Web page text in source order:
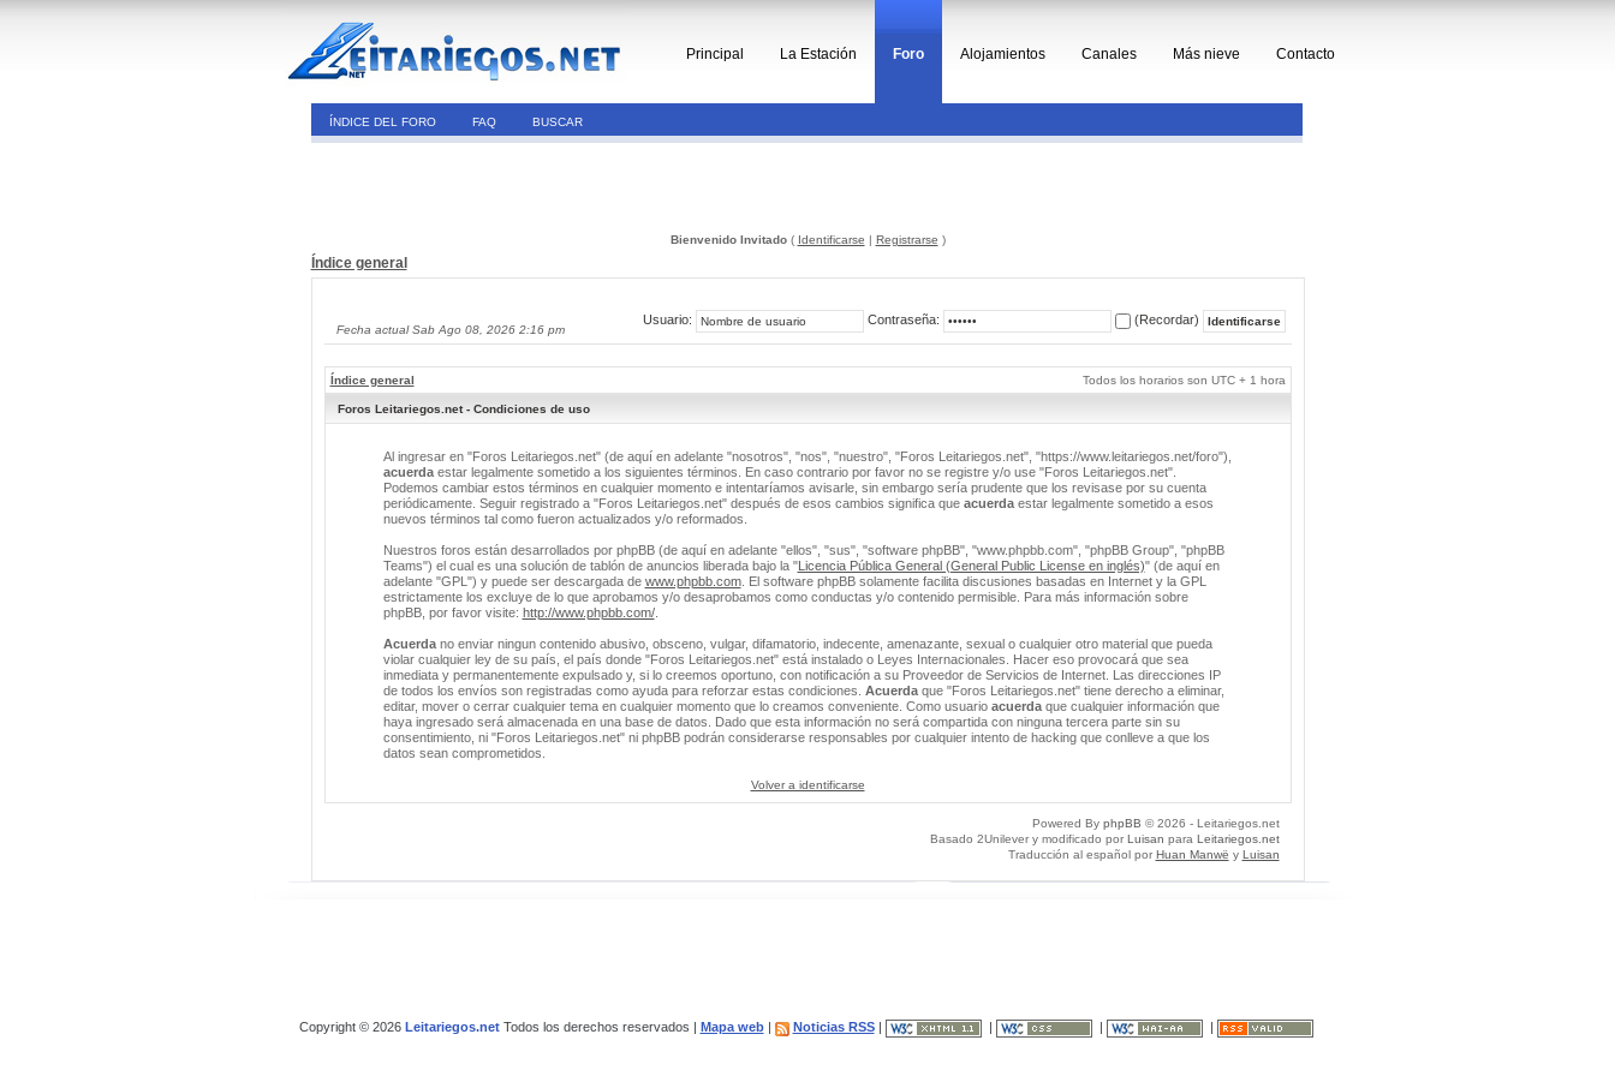
Principal La Estación Foro Alojamientos Canales Más nieve Contacto
ÍNDICE DEL FORO FAQ BUSCAR
Bienvenido Invitado( Identificarse | Registrarse )
Índice general
Fecha actual Sab Ago 08, 2026 2:16 pm
Usuario: Contraseña: (Recordar)
Índice general Todos los horarios son UTC + 1 hora
Foros Leitariegos.net - Condiciones de uso
Al ingresar en "Foros Leitariegos.net" (de aquí en adelante "nosotros", "nos", "nuestro", "Foros Leitariegos.net", "https://www.leitariegos.net/foro"),
acuerdaestar legalmente sometido a los siguientes términos. En caso contrario por favor no se registre y/o use "Foros Leitariegos.net".
Podemos cambiar estos términos en cualquier momento e intentaríamos avisarle, sin embargo sería prudente que los revisase por su cuenta
periódicamente. Seguir registrado a "Foros Leitariegos.net" después de esos cambios significa que acuerdaestar legalmente sometido a esos
nuevos términos tal como fueron actualizados y/o reformados.
Nuestros foros están desarrollados por phpBB (de aquí en adelante "ellos", "sus", "software phpBB", "www.phpbb.com", "phpBB Group", "phpBB
Teams") el cual es una solución de tablón de anuncios liberada bajo la "Licencia Pública General (General Public License en inglés)" (de aquí en
adelante "GPL") y puede ser descargada de www.phpbb.com. El software phpBB solamente facilita discusiones basadas en Internet y la GPL
estrictamente los excluye de lo que aprobamos y/o desaprobamos como conductas y/o contenido permisible. Para más información sobre
phpBB, por favor visite: http://www.phpbb.com/.
Acuerdano enviar ningun contenido abusivo, obsceno, vulgar, difamatorio, indecente, amenazante, sexual o cualquier otro material que pueda
violar cualquier ley de su país, el país donde "Foros Leitariegos.net" está instalado o Leyes Internacionales. Hacer eso provocará que sea
inmediata y permanentemente expulsado y, si lo creemos oportuno, con notificación a su Proveedor de Servicios de Internet. Las direcciones IP
de todos los envíos son registradas como ayuda para reforzar estas condiciones. Acuerdaque "Foros Leitariegos.net" tiene derecho a eliminar,
editar, mover o cerrar cualquier tema en cualquier momento que lo creamos conveniente. Como usuario acuerdaque cualquier información que
haya ingresado será almacenada en una base de datos. Dado que esta información no será compartida con ninguna tercera parte sin su
consentimiento, ni "Foros Leitariegos.net" ni phpBB podrán considerarse responsables por cualquier intento de hacking que conlleve a que los
datos sean comprometidos.
Volver a identificarse
Powered By phpBB © 2026 - Leitariegos.net
Basado 2Unilever y modificado por Luisan para Leitariegos.net
Traducción al español por Huan Manwë y Luisan
Copyright © 2026 Leitariegos.netTodos los derechos reservados | Mapa web| Noticias RSS|